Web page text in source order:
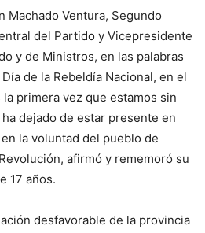
Machado Ventura, Segundo
del Partido y Vicepresidente
y de Ministros, en las palabras
de la Rebeldía Nacional, en el
primera vez que estamos sin
dejado de estar presente en
la voluntad del pueblo de
afirmó y rememoró su
17 años.
desfavorable de la provincia